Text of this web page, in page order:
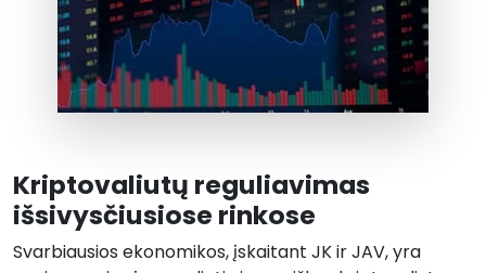
Kriptovaliutų reguliavimas
išsivysčiusiose rinkose
Svarbiausios ekonomikos, įskaitant JK ir JAV, yra